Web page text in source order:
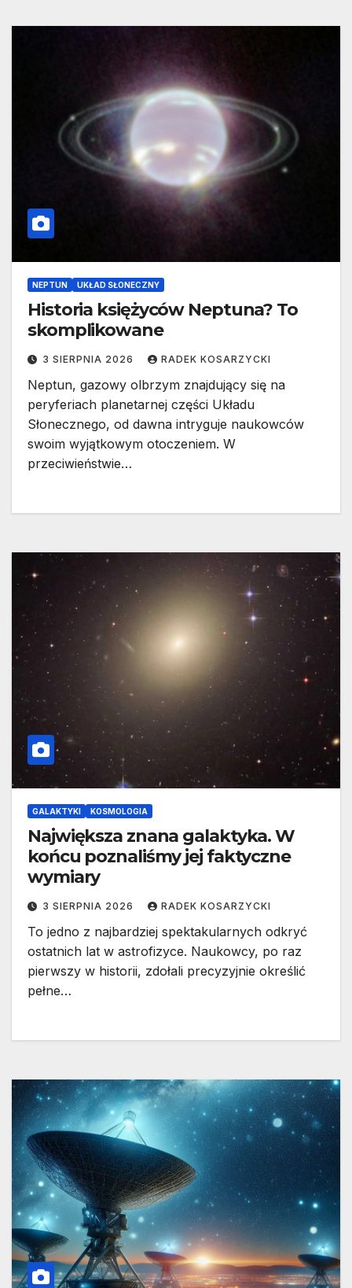
NEPTUN UKŁAD SŁONECZNY
Historia księżyców Neptuna? To
skomplikowane
3 SIERPNIA 2026 RADEK KOSARZYCKI
Neptun, gazowy olbrzym znajdujący się na
peryferiach planetarnej części Układu
Słonecznego, od dawna intryguje naukowców
swoim wyjątkowym otoczeniem. W
przeciwieństwie…
GALAKTYKI KOSMOLOGIA
Największa znana galaktyka. W
końcu poznaliśmy jej faktyczne
wymiary
3 SIERPNIA 2026 RADEK KOSARZYCKI
To jedno z najbardziej spektakularnych odkryć
ostatnich lat w astrofizyce. Naukowcy, po raz
pierwszy w historii, zdołali precyzyjnie określić
pełne…